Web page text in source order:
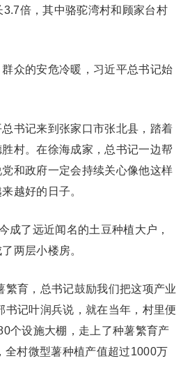
倍，其中骆驼湾村和顾家台村
众的安危冷暖，习近平总书记始
书记来到张家口市张北县，踏着
村。在徐海成家，总书记一边帮
和政府一定会持续关心像他这样
越好的日子。
成了远近闻名的土豆种植大户，
两层小楼房。
繁育，总书记鼓励我们把这项产业
书记叶润兵说，就在当年，村里便
个设施大棚，走上了种薯繁育产
全村微型薯种植产值超过1000万